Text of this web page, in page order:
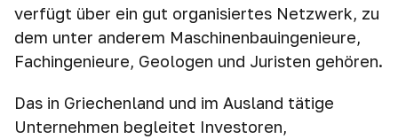
verfügt über ein gut organisiertes Netzwerk, zu
dem unter anderem Maschinenbauingenieure,
Fachingenieure, Geologen und Juristen gehören.
Das in Griechenland und im Ausland tätige
Unternehmen begleitet Investoren,